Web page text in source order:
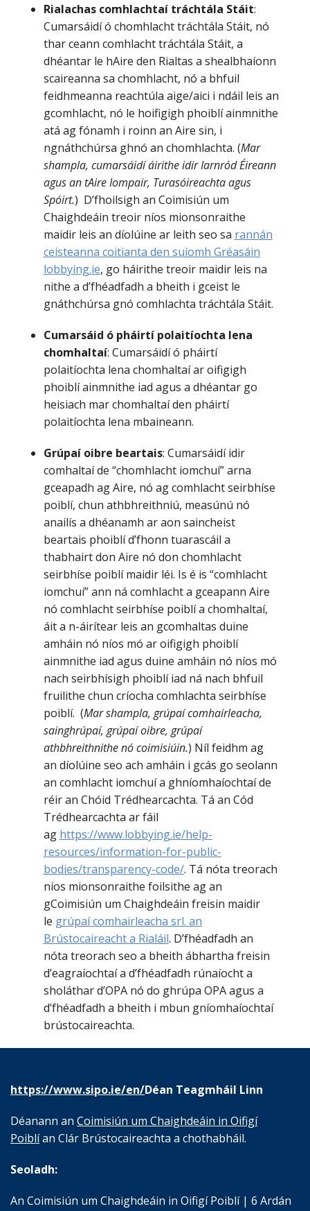
Rialachas comhlachtaí tráchtála Stáit:
Cumarsáidí ó chomhlacht tráchtála Stáit, nó
thar ceann comhlacht tráchtála Stáit, a
dhéantar le hAire den Rialtas a shealbhaíonn
scaireanna sa chomhlacht, nó a bhfuil
feidhmeanna reachtúla aige/aici i ndáil leis an
gcomhlacht, nó le hoifigigh phoiblí ainmnithe
atá ag fónamh i roinn an Aire sin, i
ngnáthchúrsa ghnó an chomhlachta. (Mar
shampla, cumarsáidí áirithe idir Iarnród Éireann
agus an tAire Iompair, Turasóireachta agus
Spóirt.) D’fhoilsigh an Coimisiún um
Chaighdeáin treoir níos mionsonraithe
maidir leis an díolúine ar leith seo sa rannán
ceisteanna coitianta den suíomh Gréasáin
lobbying.ie, go háirithe treoir maidir leis na
nithe a d’fhéadfadh a bheith i gceist le
gnáthchúrsa gnó comhlachta tráchtála Stáit.
Cumarsáid ó pháirtí polaitíochta lena
chomhaltaí: Cumarsáidí ó pháirtí
polaitíochta lena chomhaltaí ar oifigigh
phoiblí ainmnithe iad agus a dhéantar go
heisiach mar chomhaltaí den pháirtí
polaitíochta lena mbaineann.
Grúpaí oibre beartais: Cumarsáidí idir
comhaltaí de “chomhlacht iomchuí” arna
gceapadh ag Aire, nó ag comhlacht seirbhíse
poiblí, chun athbhreithniú, measúnú nó
anailís a dhéanamh ar aon saincheist
beartais phoiblí d’fhonn tuarascáil a
thabhairt don Aire nó don chomhlacht
seirbhíse poiblí maidir léi. Is é is “comhlacht
iomchuí” ann ná comhlacht a gceapann Aire
nó comhlacht seirbhíse poiblí a chomhaltaí,
áit a n-áirítear leis an gcomhaltas duine
amháin nó níos mó ar oifigigh phoiblí
ainmnithe iad agus duine amháin nó níos mó
nach seirbhísigh phoiblí iad ná nach bhfuil
fruilithe chun críocha comhlachta seirbhíse
poiblí. (Mar shampla, grúpaí comhairleacha,
sainghrúpaí, grúpaí oibre, grúpaí
athbhreithnithe nó coimisiúin.) Níl feidhm ag
an díolúine seo ach amháin i gcás go seolann
an comhlacht iomchuí a ghníomhaíochtaí de
réir an Chóid Trédhearcachta. Tá an Cód
Trédhearcachta ar fáil
ag https://www.lobbying.ie/help-
resources/information-for-public-
bodies/transparency-code/. Tá nóta treorach
níos mionsonraithe foilsithe ag an
gCoimisiún um Chaighdeáin freisin maidir
le grúpaí comhairleacha srl. an
Brústocaireacht a Rialáil. D’fhéadfadh an
nóta treorach seo a bheith ábhartha freisin
d’eagraíochtaí a d’fhéadfadh rúnaíocht a
sholáthar d’OPA nó do ghrúpa OPA agus a
d’fhéadfadh a bheith i mbun gníomhaíochtaí
brústocaireachta.
https://www.sipo.ie/en/Déan Teagmháil Linn
Déanann an Coimisiún um Chaighdeáin in Oifigí
Poiblían Clár Brústocaireachta a chothabháil.
Seoladh:
An Coimisiún um Chaighdeáin in Oifigí Poiblí | 6 Ardán